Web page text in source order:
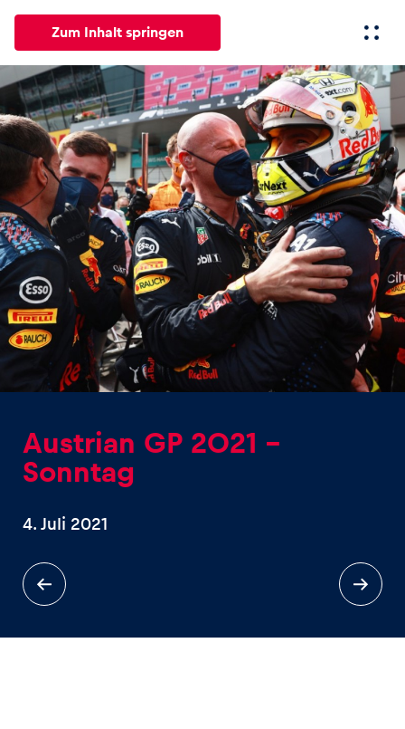
Zum Inhalt springen
Alle News Events Erlebnisse Seiten
News
Alle anzeigen
Events
Alle anzeigen
Alle anzeigen
Austrian GP 2021 -
Sonntag
4. Juli 2021